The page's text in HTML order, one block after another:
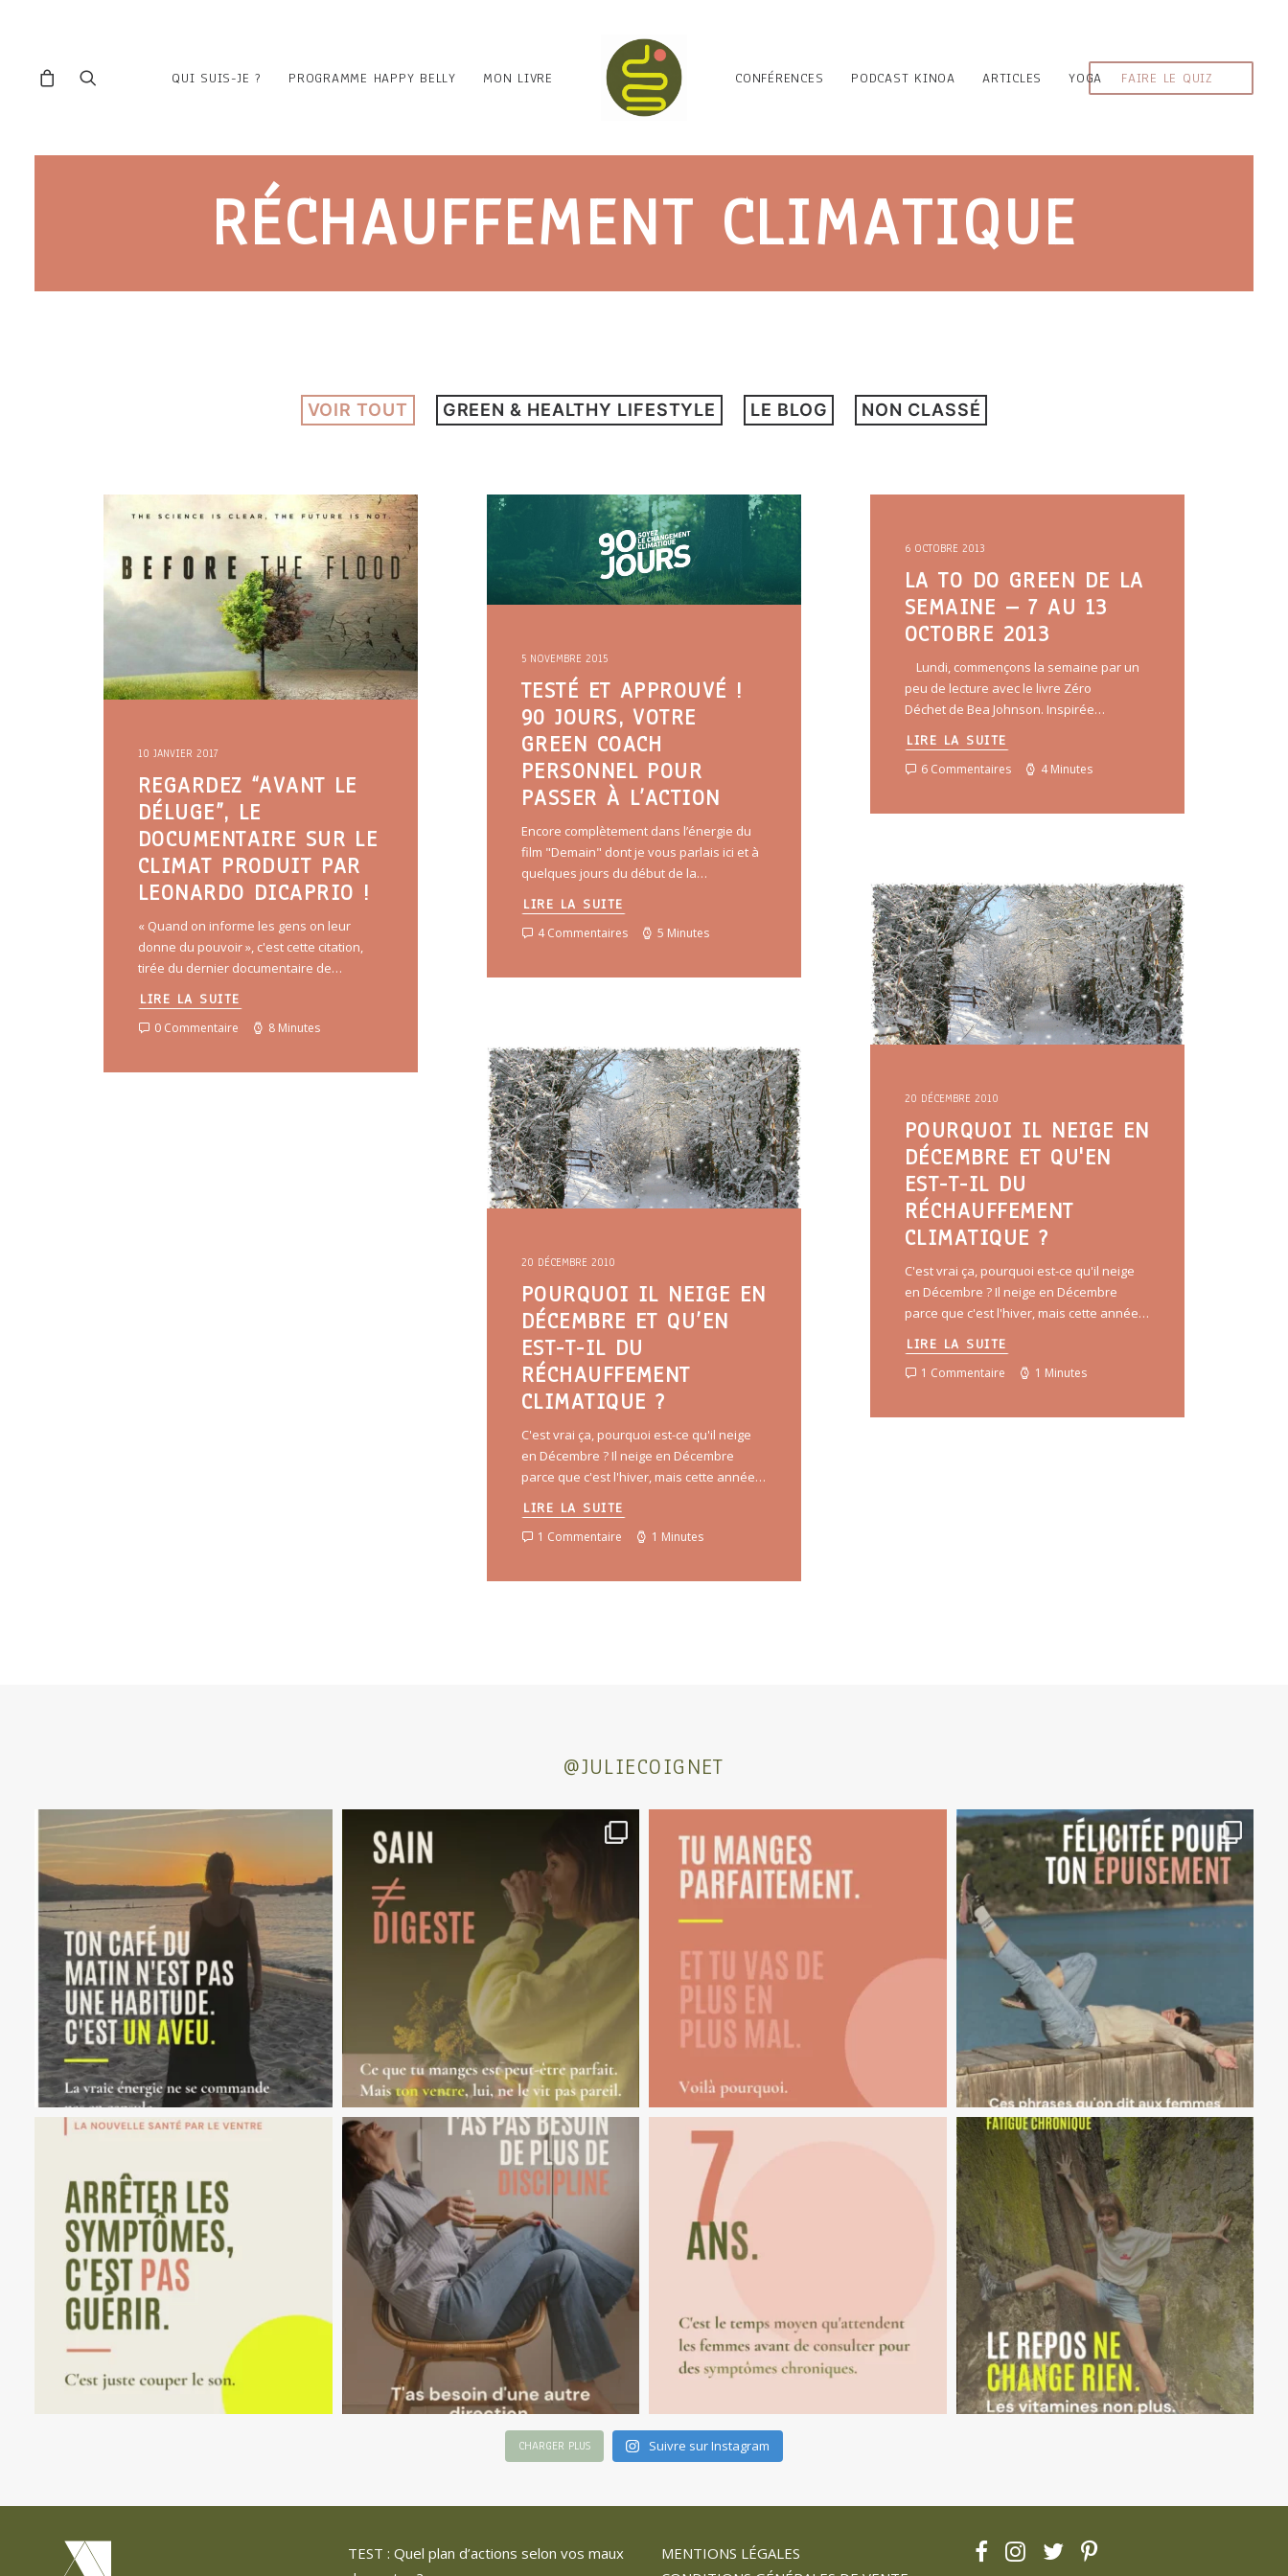
FAIRE LE QUIZ
QUI SUIS-JE ? PROGRAMME HAPPY BELLY MON LIVRE CONFÉRENCES PODCAST KINOA ARTICLES YOGA
RÉCHAUFFEMENT CLIMATIQUE
VOIR TOUT GREEN & HEALTHY LIFESTYLE LE BLOG NON CLASSÉ
10 JANVIER 2017
REGARDEZ “AVANT LE
DÉLUGE”, LE
DOCUMENTAIRE SUR LE
CLIMAT PRODUIT PAR
LEONARDO DICAPRIO !
« Quand on informe les gens on leur
donne du pouvoir », c'est cette citation,
tirée du dernier documentaire de…
LIRE LA SUITE
0 Commentaire 8 Minutes
5 NOVEMBRE 2015
TESTÉ ET APPROUVÉ !
90 JOURS, VOTRE
GREEN COACH
PERSONNEL POUR
PASSER À L’ACTION
Encore complètement dans l’énergie du
film "Demain" dont je vous parlais ici et à
quelques jours du début de la…
LIRE LA SUITE
4 Commentaires 5 Minutes
6 OCTOBRE 2013
LA TO DO GREEN DE LA
SEMAINE – 7 AU 13
OCTOBRE 2013
Lundi, commençons la semaine par un
peu de lecture avec le livre Zéro
Déchet de Bea Johnson. Inspirée…
LIRE LA SUITE
6 Commentaires 4 Minutes
20 DÉCEMBRE 2010
POURQUOI IL NEIGE EN
DÉCEMBRE ET QU'EN
EST-T-IL DU
RÉCHAUFFEMENT
CLIMATIQUE ?
C'est vrai ça, pourquoi est-ce qu'il neige
en Décembre ? Il neige en Décembre
parce que c'est l'hiver, mais cette année…
LIRE LA SUITE
1 Commentaire 1 Minutes
20 DÉCEMBRE 2010
POURQUOI IL NEIGE EN
DÉCEMBRE ET QU’EN
EST-T-IL DU
RÉCHAUFFEMENT
CLIMATIQUE ?
C'est vrai ça, pourquoi est-ce qu'il neige
en Décembre ? Il neige en Décembre
parce que c'est l'hiver, mais cette année…
LIRE LA SUITE
1 Commentaire 1 Minutes
@JULIECOIGNET
CHARGER PLUS Suivre sur Instagram
TEST : Quel plan d’actions selon vos maux
MENTIONS LÉGALES